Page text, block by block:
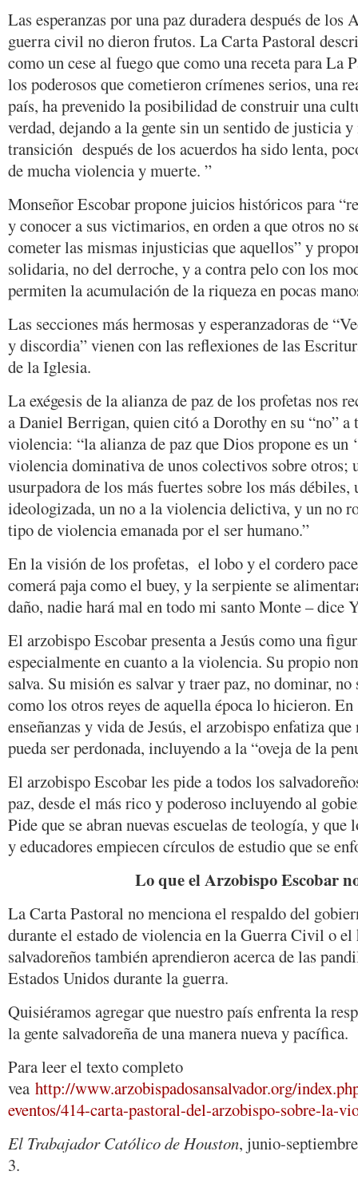
Las esperanzas por una paz duradera después de los
guerra civil no dieron frutos. La Carta Pastoral
como un cese al fuego que como una receta para La
los poderosos que cometieron crímenes serios, una
país, ha prevenido la posibilidad de construir una
verdad, dejando a la gente sin un sentido de justicia
transición después de los acuerdos ha sido lenta,
de mucha violencia y muerte. ”
Monseñor Escobar propone juicios históricos para
y conocer a sus victimarios, en orden a que otros no
cometer las mismas injusticias que aquellos” y
solidaria, no del derroche, y a contra pelo con los
permiten la acumulación de la riqueza en pocas
Las secciones más hermosas y esperanzadoras de
y discordia” vienen con las reflexiones de las
de la Iglesia.
La exégesis de la alianza de paz de los profetas nos
a Daniel Berrigan, quien citó a Dorothy en su “no” a
violencia: “la alianza de paz que Dios propone es un
violencia dominativa de unos colectivos sobre otros;
usurpadora de los más fuertes sobre los más
ideologizada, un no a la violencia delictiva, y un no
tipo de violencia emanada por el ser humano.”
En la visión de los profetas, el lobo y el cordero
comerá paja como el buey, y la serpiente se
daño, nadie hará mal en todo mi santo Monte – dice
El arzobispo Escobar presenta a Jesús como una
especialmente en cuanto a la violencia. Su propio
salva. Su misión es salvar y traer paz, no dominar,
como los otros reyes de aquella época lo hicieron.
enseñanzas y vida de Jesús, el arzobispo enfatiza
pueda ser perdonada, incluyendo a la “oveja de la
El arzobispo Escobar les pide a todos los
paz, desde el más rico y poderoso incluyendo al
Pide que se abran nuevas escuelas de teología, y que
y educadores empiecen círculos de estudio que se
Lo que el Arzobispo Escobar
La Carta Pastoral no menciona el respaldo del
durante el estado de violencia en la Guerra Civil o el
salvadoreños también aprendieron acerca de las
Estados Unidos durante la guerra.
Quisiéramos agregar que nuestro país enfrenta la
la gente salvadoreña de una manera nueva y pacífica.
Para leer el texto completo
vea http://www.arzobispadosansalvador.org/
eventos/414-carta-pastoral-del-arzobispo-sobre-la-
El Trabajador Católico de Houston, junio-
3.